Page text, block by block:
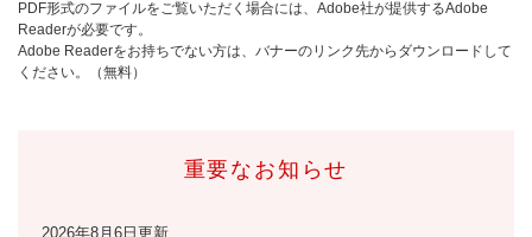
PDF形式のファイルをご覧いただく場合には、Adobe社が提供するAdobe
Readerが必要です。
Adobe Readerをお持ちでない方は、バナーのリンク先からダウンロードして
ください。（無料）
重要なお知らせ
2026年8月6日更新